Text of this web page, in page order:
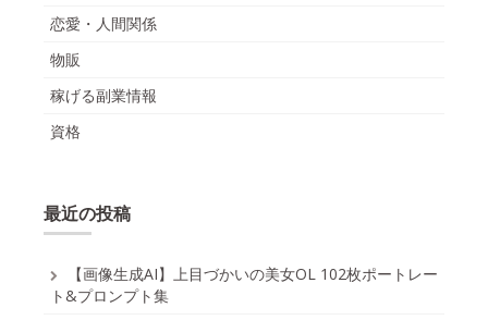
恋愛・人間関係
物販
稼げる副業情報
資格
最近の投稿
【画像生成AI】上目づかいの美女OL 102枚ポートレー
ト&プロンプト集